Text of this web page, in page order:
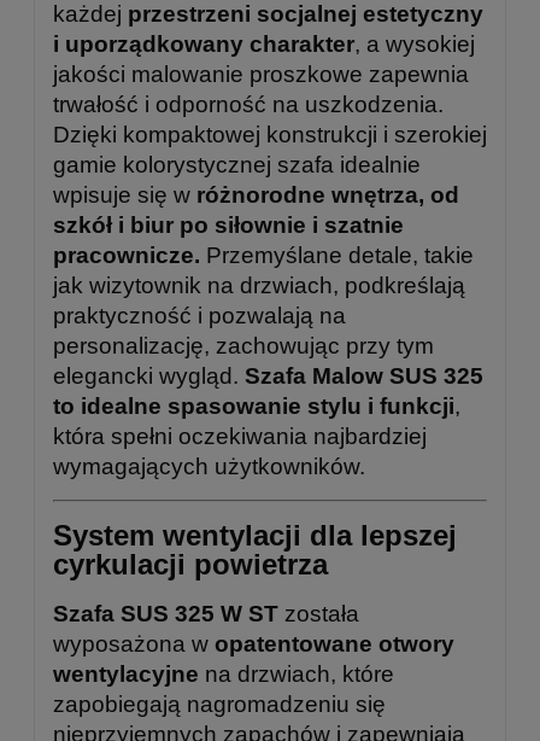
każdej przestrzeni socjalnej estetyczny
i uporządkowany charakter, a wysokiej
jakości malowanie proszkowe zapewnia
trwałość i odporność na uszkodzenia.
Dzięki kompaktowej konstrukcji i szerokiej
gamie kolorystycznej szafa idealnie
wpisuje się w różnorodne wnętrza, od
szkół i biur po siłownie i szatnie
pracownicze. Przemyślane detale, takie
jak wizytownik na drzwiach, podkreślają
praktyczność i pozwalają na
personalizację, zachowując przy tym
elegancki wygląd. Szafa Malow SUS 325
to idealne spasowanie stylu i funkcji,
która spełni oczekiwania najbardziej
wymagających użytkowników.
System wentylacji dla lepszej
cyrkulacji powietrza
Szafa SUS 325 W ST została
wyposażona w opatentowane otwory
wentylacyjne na drzwiach, które
zapobiegają nagromadzeniu się
nieprzyjemnych zapachów i zapewniają